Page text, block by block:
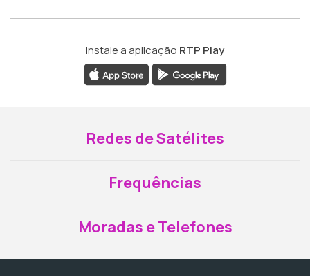
Instale a aplicação RTP Play
Redes de Satélites
Frequências
Moradas e Telefones